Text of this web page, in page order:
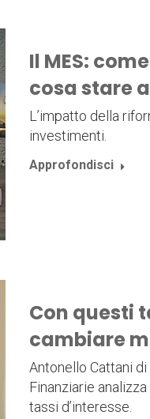
Il MES:
cosa stare
L’impatto della
investimenti.
Approfondisci
Con questi
cambiare
Antonello Cattani di
Finanziarie
tassi d’interesse.